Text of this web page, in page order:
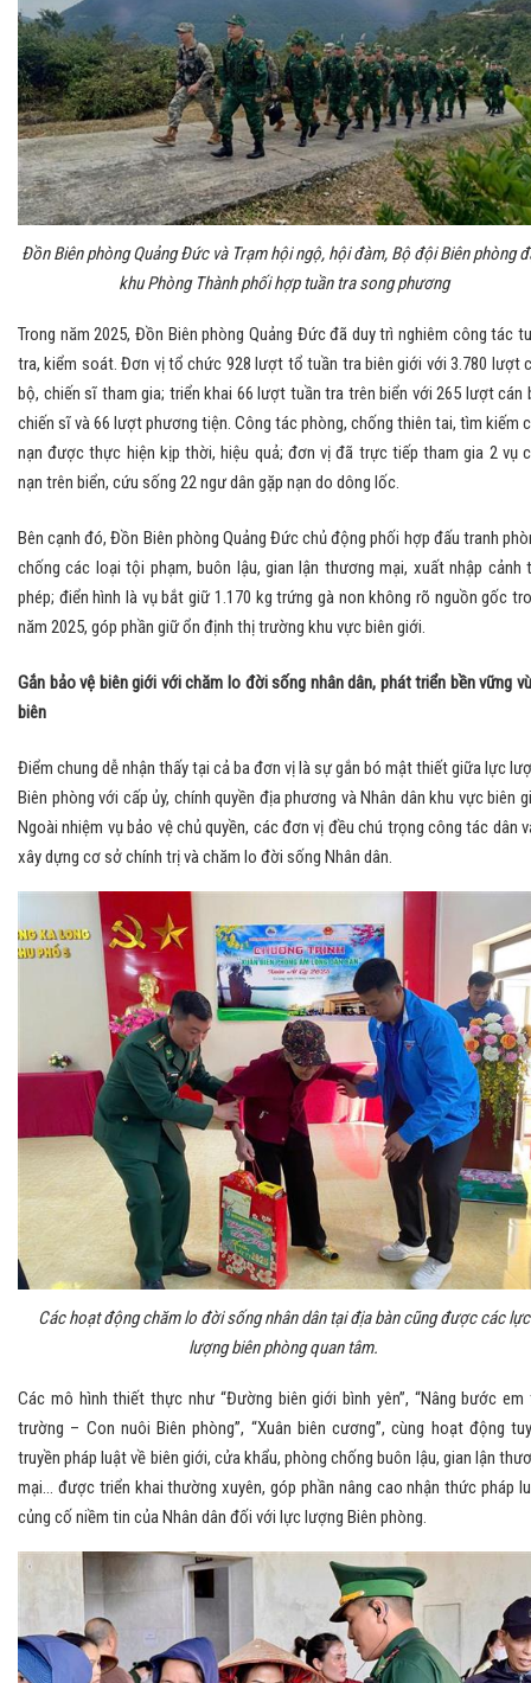
Đồn Biên phòng Quảng Đức và Trạm hội ngộ, hội đàm, Bộ đội Biên phòng
khu Phòng Thành phối hợp tuần tra song phương
Trong năm 2025, Đồn Biên phòng Quảng Đức đã duy trì nghiêm công tác
tra, kiểm soát. Đơn vị tổ chức 928 lượt tổ tuần tra biên giới với 3.780 lượt
bộ, chiến sĩ tham gia; triển khai 66 lượt tuần tra trên biển với 265 lượt cán
chiến sĩ và 66 lượt phương tiện. Công tác phòng, chống thiên tai, tìm kiếm
nạn được thực hiện kịp thời, hiệu quả; đơn vị đã trực tiếp tham gia 2 vụ
nạn trên biển, cứu sống 22 ngư dân gặp nạn do dông lốc.
Bên cạnh đó, Đồn Biên phòng Quảng Đức chủ động phối hợp đấu tranh
chống các loại tội phạm, buôn lậu, gian lận thương mại, xuất nhập cảnh
phép; điển hình là vụ bắt giữ 1.170 kg trứng gà non không rõ nguồn gốc
năm 2025, góp phần giữ ổn định thị trường khu vực biên giới.
Gắn bảo vệ biên giới với chăm lo đời sống nhân dân, phát triển bền vững
biên
Điểm chung dễ nhận thấy tại cả ba đơn vị là sự gắn bó mật thiết giữa lực
Biên phòng với cấp ủy, chính quyền địa phương và Nhân dân khu vực biên
Ngoài nhiệm vụ bảo vệ chủ quyền, các đơn vị đều chú trọng công tác dân
xây dựng cơ sở chính trị và chăm lo đời sống Nhân dân.
Các hoạt động chăm lo đời sống nhân dân tại địa bàn cũng được các lực
lượng biên phòng quan tâm.
Các mô hình thiết thực như “Đường biên giới bình yên”, “Nâng bước em
trường – Con nuôi Biên phòng”, “Xuân biên cương”, cùng hoạt động
truyền pháp luật về biên giới, cửa khẩu, phòng chống buôn lậu, gian lận
mại… được triển khai thường xuyên, góp phần nâng cao nhận thức pháp
củng cố niềm tin của Nhân dân đối với lực lượng Biên phòng.